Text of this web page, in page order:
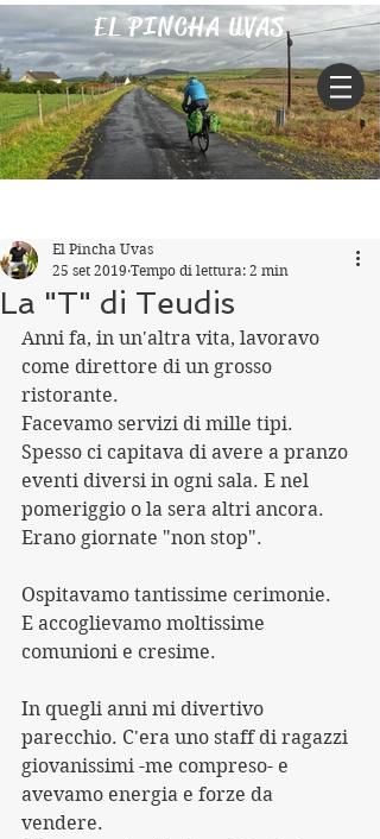
EL PINCHA UVAS
La "T" di Teudis
El Pincha Uvas
25 set 2019 Tempo di lettura: 2 min
Anni fa, in un'altra vita, lavoravo
come direttore di un grosso
ristorante.
Facevamo servizi di mille tipi.
Spesso ci capitava di avere a pranzo
eventi diversi in ogni sala. E nel
pomeriggio o la sera altri ancora.
Erano giornate "non stop".
Ospitavamo tantissime cerimonie.
E accoglievamo moltissime
comunioni e cresime.
In quegli anni mi divertivo
parecchio. C'era uno staff di ragazzi
giovanissimi -me compreso- e
avevamo energia e forze da
vendere.